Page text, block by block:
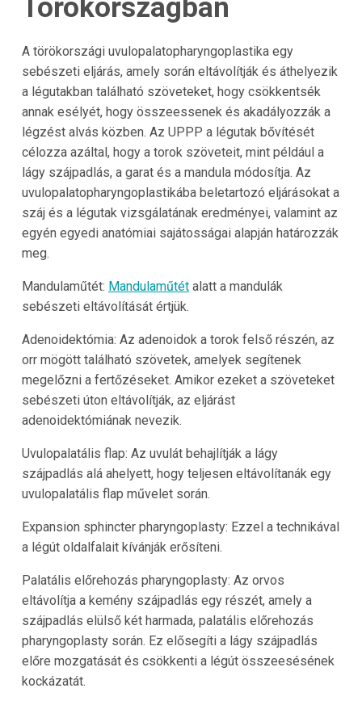
Törökországban
A törökországi uvulopalatopharyngoplastika egy
sebészeti eljárás, amely során eltávolítják és áthelyezik
a légutakban található szöveteket, hogy csökkentsék
annak esélyét, hogy összeessenek és akadályozzák a
légzést alvás közben. Az UPPP a légutak bővítését
célozza azáltal, hogy a torok szöveteit, mint például a
lágy szájpadlás, a garat és a mandula módosítja. Az
uvulopalatopharyngoplastikába beletartozó eljárásokat a
száj és a légutak vizsgálatának eredményei, valamint az
egyén egyedi anatómiai sajátosságai alapján határozzák
meg.
Mandulaműtét: Mandulaműtétalatt a mandulák
sebészeti eltávolítását értjük.
Adenoidektómia: Az adenoidok a torok felső részén, az
orr mögött található szövetek, amelyek segítenek
megelőzni a fertőzéseket. Amikor ezeket a szöveteket
sebészeti úton eltávolítják, az eljárást
adenoidektómiának nevezik.
Uvulopalatális flap: Az uvulát behajlítják a lágy
szájpadlás alá ahelyett, hogy teljesen eltávolítanák egy
uvulopalatális flap művelet során.
Expansion sphincter pharyngoplasty: Ezzel a technikával
a légút oldalfalait kívánják erősíteni.
Palatális előrehozás pharyngoplasty: Az orvos
eltávolítja a kemény szájpadlás egy részét, amely a
szájpadlás elülső két harmada, palatális előrehozás
pharyngoplasty során. Ez elősegíti a lágy szájpadlás
előre mozgatását és csökkenti a légút összeesésének
kockázatát.